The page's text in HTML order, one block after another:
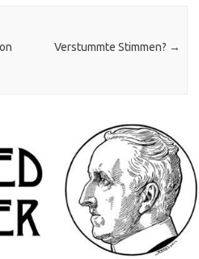
Verstummte Stimmen? →